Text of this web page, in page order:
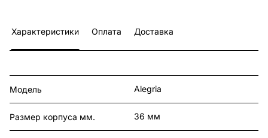
Характеристики Оплата Доставка
Модель Alegria
Размер корпуса мм. 36 мм